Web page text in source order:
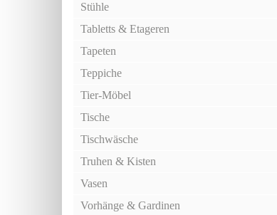
Stühle
Tabletts & Etageren
Tapeten
Teppiche
Tier-Möbel
Tische
Tischwäsche
Truhen & Kisten
Vasen
Vorhänge & Gardinen